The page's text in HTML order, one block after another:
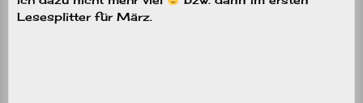
Lesesplitter für März.